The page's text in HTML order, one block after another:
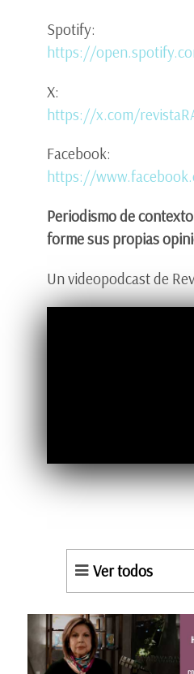
Spotify:
https://
X:
https://x.com/
Facebook:
https://
Periodismo de
forme sus propias
Un videopodcast de
Ver todos